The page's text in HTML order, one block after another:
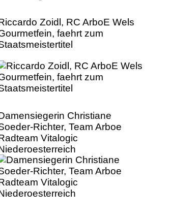
Zoidl, RC ArboE Wels
faehrt zum
Christiane
Richter, Team Arboe
Vitalogic